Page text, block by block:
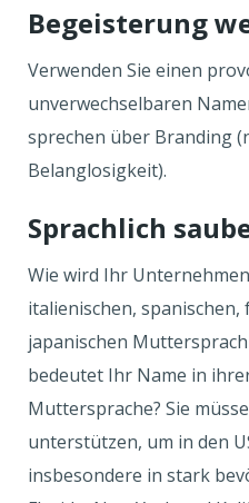
Begeisterung
Verwenden Sie einen
unverwechselbaren
sprechen über Branding
Belanglosigkeit).
Sprachlich
Wie wird Ihr
italienischen,
japanischen
bedeutet Ihr Name in
Muttersprache? Sie
unterstützen, um in den
insbesondere in stark